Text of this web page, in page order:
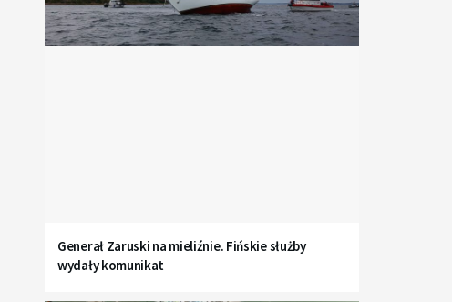
Generał Zaruski na mieliźnie. Fińskie służby
wydały komunikat